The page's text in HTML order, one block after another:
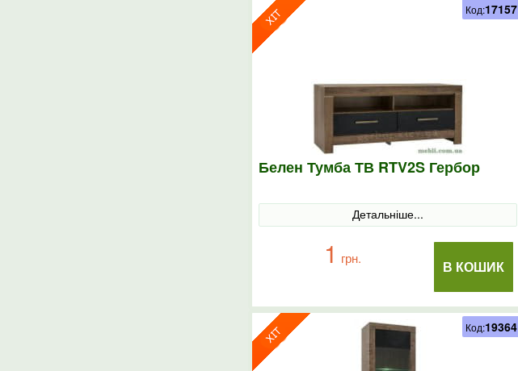
Белен Тумба ТВ RTV2S Гербор
Детальніше...
В КОШИК
1 грн.
Код:17157
Код:19364